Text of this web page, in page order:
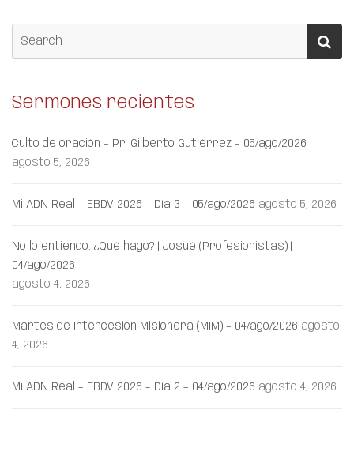
Sermones recientes
Culto de oración – Pr. Gilberto Gutiérrez – 05/ago/2026
agosto 5, 2026
Mi ADN Real – EBDV 2026 – Día 3 – 05/ago/2026 agosto 5, 2026
No lo entiendo. ¿Qué hago? | Josué (Profesionistas) |
04/ago/2026
agosto 4, 2026
Martes de Intercesión Misionera (MIM) – 04/ago/2026 agosto
4, 2026
Mi ADN Real – EBDV 2026 – Día 2 – 04/ago/2026 agosto 4, 2026